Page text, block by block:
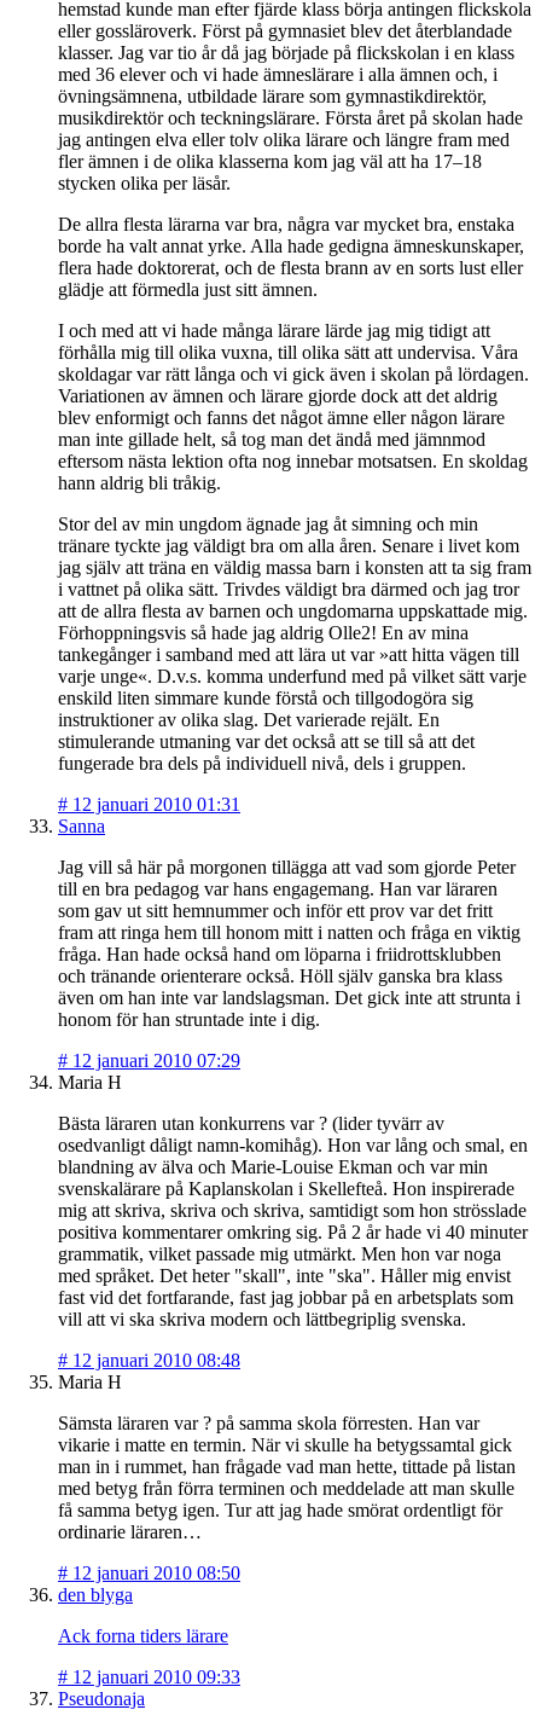
hemstad kunde man efter fjärde klass börja antingen flickskola
eller gossläroverk. Först på gymnasiet blev det återblandade
klasser. Jag var tio år då jag började på flickskolan i en klass
med 36 elever och vi hade ämneslärare i alla ämnen och, i
övningsämnena, utbildade lärare som gymnastikdirektör,
musikdirektör och teckningslärare. Första året på skolan hade
jag antingen elva eller tolv olika lärare och längre fram med
fler ämnen i de olika klasserna kom jag väl att ha 17–18
stycken olika per läsår.
De allra flesta lärarna var bra, några var mycket bra, enstaka
borde ha valt annat yrke. Alla hade gedigna ämneskunskaper,
flera hade doktorerat, och de flesta brann av en sorts lust eller
glädje att förmedla just sitt ämnen.
I och med att vi hade många lärare lärde jag mig tidigt att
förhålla mig till olika vuxna, till olika sätt att undervisa. Våra
skoldagar var rätt långa och vi gick även i skolan på lördagen.
Variationen av ämnen och lärare gjorde dock att det aldrig
blev enformigt och fanns det något ämne eller någon lärare
man inte gillade helt, så tog man det ändå med jämnmod
eftersom nästa lektion ofta nog innebar motsatsen. En skoldag
hann aldrig bli tråkig.
Stor del av min ungdom ägnade jag åt simning och min
tränare tyckte jag väldigt bra om alla åren. Senare i livet kom
jag själv att träna en väldig massa barn i konsten att ta sig fram
i vattnet på olika sätt. Trivdes väldigt bra därmed och jag tror
att de allra flesta av barnen och ungdomarna uppskattade mig.
Förhoppningsvis så hade jag aldrig Olle2! En av mina
tankegånger i samband med att lära ut var »att hitta vägen till
varje unge«. D.v.s. komma underfund med på vilket sätt varje
enskild liten simmare kunde förstå och tillgodogöra sig
instruktioner av olika slag. Det varierade rejält. En
stimulerande utmaning var det också att se till så att det
fungerade bra dels på individuell nivå, dels i gruppen.
# 12 januari 2010 01:31
Sanna
Jag vill så här på morgonen tillägga att vad som gjorde Peter
till en bra pedagog var hans engagemang. Han var läraren
som gav ut sitt hemnummer och inför ett prov var det fritt
fram att ringa hem till honom mitt i natten och fråga en viktig
fråga. Han hade också hand om löparna i friidrottsklubben
och tränande orienterare också. Höll själv ganska bra klass
även om han inte var landslagsman. Det gick inte att strunta i
honom för han struntade inte i dig.
# 12 januari 2010 07:29
Maria H
Bästa läraren utan konkurrens var ? (lider tyvärr av
osedvanligt dåligt namn-komihåg). Hon var lång och smal, en
blandning av älva och Marie-Louise Ekman och var min
svenskalärare på Kaplanskolan i Skellefteå. Hon inspirerade
mig att skriva, skriva och skriva, samtidigt som hon strösslade
positiva kommentarer omkring sig. På 2 år hade vi 40 minuter
grammatik, vilket passade mig utmärkt. Men hon var noga
med språket. Det heter "skall", inte "ska". Håller mig envist
fast vid det fortfarande, fast jag jobbar på en arbetsplats som
vill att vi ska skriva modern och lättbegriplig svenska.
# 12 januari 2010 08:48
Maria H
Sämsta läraren var ? på samma skola förresten. Han var
vikarie i matte en termin. När vi skulle ha betygssamtal gick
man in i rummet, han frågade vad man hette, tittade på listan
med betyg från förra terminen och meddelade att man skulle
få samma betyg igen. Tur att jag hade smörat ordentligt för
ordinarie läraren…
# 12 januari 2010 08:50
den blyga
Ack forna tiders lärare
# 12 januari 2010 09:33
Pseudonaja